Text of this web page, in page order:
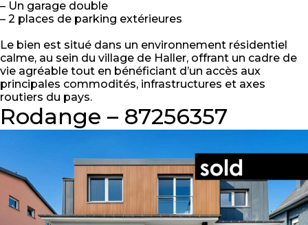
– Un garage double
– 2 places de parking extérieures
Le bien est situé dans un environnement résidentiel
calme, au sein du village de Haller, offrant un cadre de
vie agréable tout en bénéficiant d’un accès aux
principales commodités, infrastructures et axes
routiers du pays.
Rodange – 87256357